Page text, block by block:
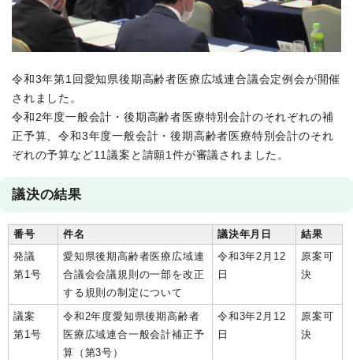
令和3年第1回愛知県後期高齢者医療広域連合議会定例会が開催
されました。
令和2年度一般会計・後期高齢者医療特別会計のそれぞれの補
正予算、令和3年度一般会計・後期高齢者医療特別会計のそれ
ぞれの予算など11議案と請願1件が審議されました。
議決の結果
番号 件名 議決年月日
結果
発議
第1号
愛知県後期高齢者医療広域連
合議会会議規則の一部を改正
する規則の制定について
令和3年2月12
日
原案可
決
議案
第1号
令和2年度愛知県後期高齢者
医療広域連合一般会計補正予
算（第3号）
令和3年2月12
日
原案可
決